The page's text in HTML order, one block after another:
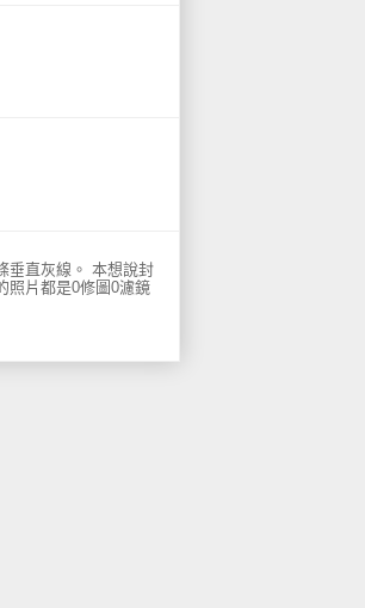
垂直灰線。 本想說封
照片都是0修圖0濾鏡